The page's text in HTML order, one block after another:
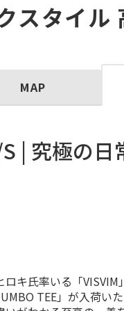
スタイル
MAP
| 究極の
キ氏率いる「VISVIM
TEE」が入荷いた